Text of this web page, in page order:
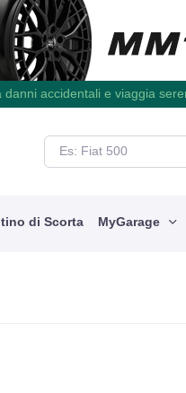
accidentali e viaggia
di Scorta MyGarage